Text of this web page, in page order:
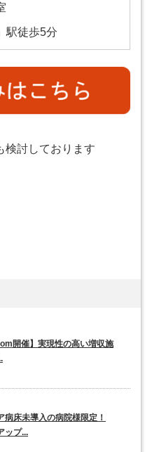
徒歩5分
討しております
開催】実現性の高い増収施
病床未導入の病院様限定！
ップ...